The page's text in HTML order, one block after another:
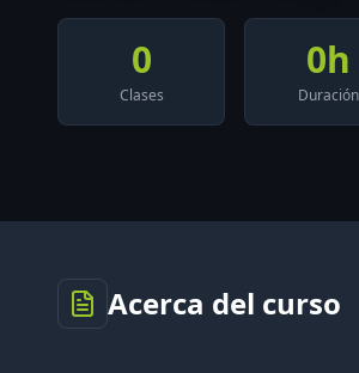
0
Clases
0h
Duración
Acerca del curso